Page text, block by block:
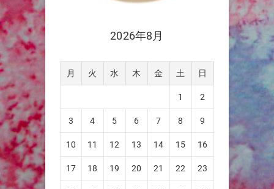
2026年8月
月 火 水 木 金 土 日
1 2
3 4 5 6 7 8 9
10 11 12 13 14 15 16
17 18 19 20 21 22 23